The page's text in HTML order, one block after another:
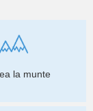
la munte